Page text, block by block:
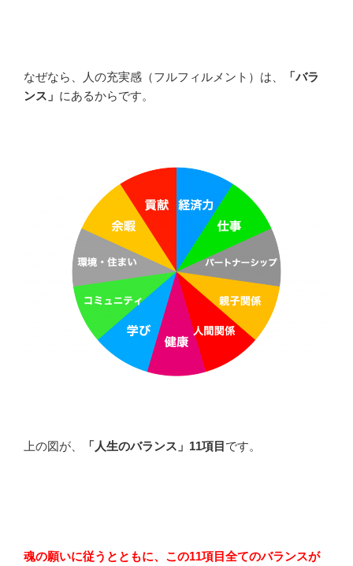
なぜなら、人の充実感（フルフィルメント）は、
「バラ
ンス」 にあるからです。
上の図が、 「人生のバランス」11項目 です。
魂の願いに従うとともに、この11項目全てのバランスが